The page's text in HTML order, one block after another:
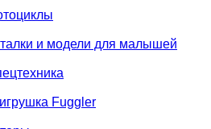
и модели для малышей
Fuggler